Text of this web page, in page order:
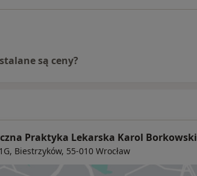
są ceny?
Praktyka Lekarska Karol Borkowski
Biestrzyków, 55-010 Wrocław